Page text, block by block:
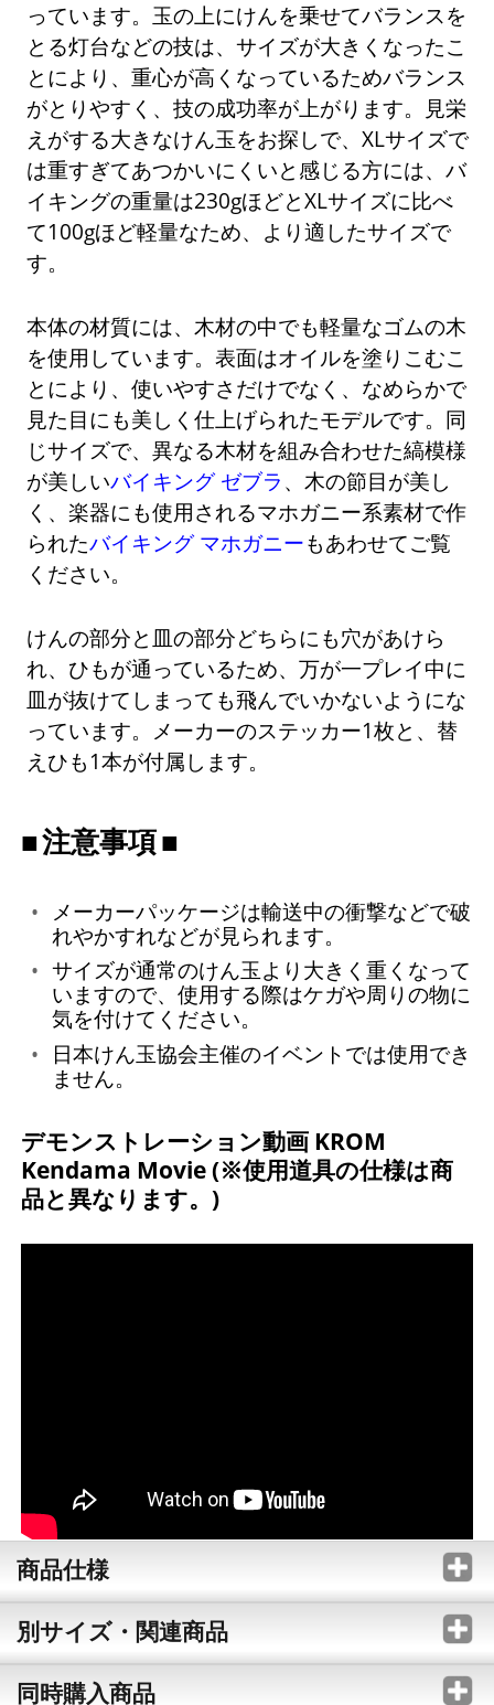
っています。玉の上にけんを乗せてバランスを
とる灯台などの技は、サイズが大きくなったこ
とにより、重心が高くなっているためバランス
がとりやすく、技の成功率が上がります。見栄
えがする大きなけん玉をお探しで、XLサイズで
は重すぎてあつかいにくいと感じる方には、バ
イキングの重量は230gほどとXLサイズに比べ
て100gほど軽量なため、より適したサイズで
す。
本体の材質には、木材の中でも軽量なゴムの木
を使用しています。表面はオイルを塗りこむこ
とにより、使いやすさだけでなく、なめらかで
見た目にも美しく仕上げられたモデルです。同
じサイズで、異なる木材を組み合わせた縞模様
が美しいバイキング ゼブラ 、木の節目が美し
く、楽器にも使用されるマホガニー系素材で作
られたバイキング マホガニーもあわせてご覧
ください。
けんの部分と皿の部分どちらにも穴があけら
れ、ひもが通っているため、万が一プレイ中に
皿が抜けてしまっても飛んでいかないようにな
っています。メーカーのステッカー1枚と、替
えひも1本が付属します。
注意事項
メーカーパッケージは輸送中の衝撃などで破
れやかすれなどが見られます。
サイズが通常のけん玉より大きく重くなって
いますので、使用する際はケガや周りの物に
気を付けてください。
日本けん玉協会主催のイベントでは使用でき
ません。
デモンストレーション動画 KROM
Kendama Movie (※使用道具の仕様は商
品と異なります。)
商品仕様
別サイズ・関連商品
同時購入商品